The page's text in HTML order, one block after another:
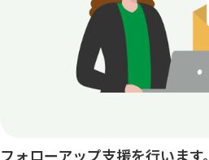
フォローアップ支援を行います。